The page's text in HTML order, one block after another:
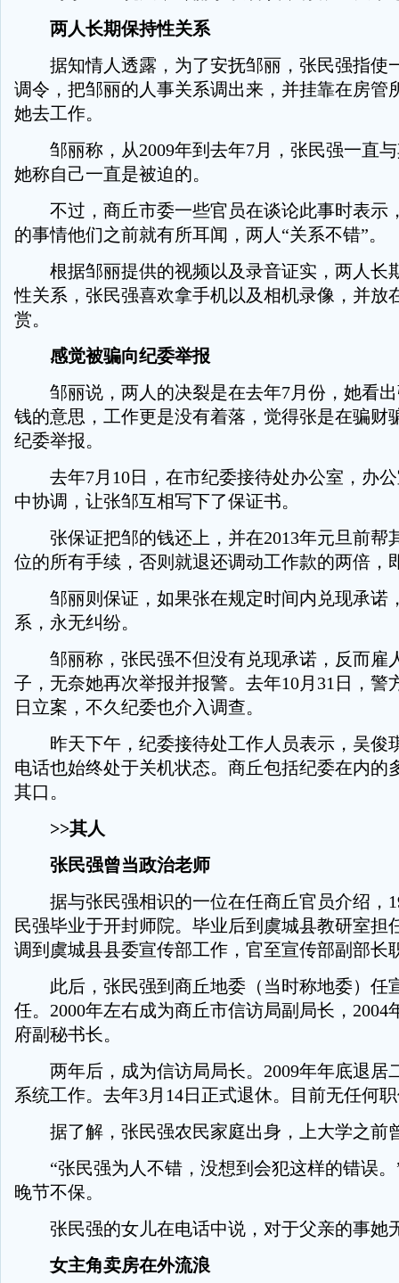
两人长期保持性关系
据知情人透露，为了安抚邹丽，张民强指使
调令，把邹丽的人事关系调出来，并挂靠在房管
她去工作。
邹丽称，从2009年到去年7月，张民强一直与
她称自己一直是被迫的。
不过，商丘市委一些官员在谈论此事时表示
的事情他们之前就有所耳闻，两人“关系不错”。
根据邹丽提供的视频以及录音证实，两人长
性关系，张民强喜欢拿手机以及相机录像，并放
赏。
感觉被骗向纪委举报
邹丽说，两人的决裂是在去年7月份，她看出
钱的意思，工作更是没有着落，觉得张是在骗财
纪委举报。
去年7月10日，在市纪委接待处办公室，办公
中协调，让张邹互相写下了保证书。
张保证把邹的钱还上，并在2013年元旦前帮
位的所有手续，否则就退还调动工作款的两倍，
邹丽则保证，如果张在规定时间内兑现承诺
系，永无纠纷。
邹丽称，张民强不但没有兑现承诺，反而雇
子，无奈她再次举报并报警。去年10月31日，警
日立案，不久纪委也介入调查。
昨天下午，纪委接待处工作人员表示，吴俊
电话也始终处于关机状态。商丘包括纪委在内的
其口。
>>其人
张民强曾当政治老师
据与张民强相识的一位在任商丘官员介绍，
民强毕业于开封师院。毕业后到虞城县教研室担
调到虞城县县委宣传部工作，官至宣传部副部长
此后，张民强到商丘地委（当时称地委）任
任。2000年左右成为商丘市信访局副局长，2004
府副秘书长。
两年后，成为信访局局长。2009年年底退居
系统工作。去年3月14日正式退休。目前无任何
据了解，张民强农民家庭出身，上大学之前
“张民强为人不错，没想到会犯这样的错误。
晚节不保。
张民强的女儿在电话中说，对于父亲的事她
女主角卖房在外流浪